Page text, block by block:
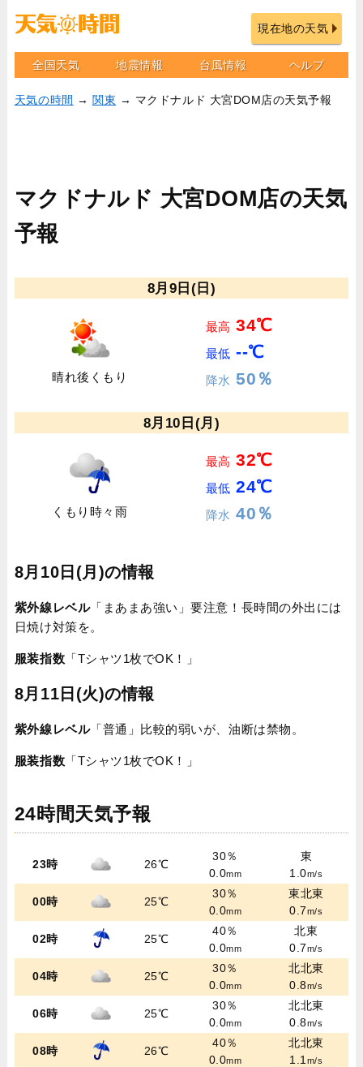
現在地の天気
全国天気 地震情報 台風情報 ヘルプ
天気の時間 → 関東 → マクドナルド 大宮DOM店の天気予報
マクドナルド 大宮DOM店の天気
予報
8月9日(日)
晴れ後くもり
最高 34℃
最低 --℃
降水 50％
8月10日(月)
くもり時々雨
最高 32℃
最低 24℃
降水 40％
8月10日(月)の情報
紫外線レベル「まあまあ強い」要注意！長時間の外出には
日焼け対策を。
服装指数 「Tシャツ1枚でOK！」
8月11日(火)の情報
紫外線レベル「普通」比較的弱いが、油断は禁物。
服装指数 「Tシャツ1枚でOK！」
24時間天気予報
23時 26℃
30％
0.0mm
東
1.0m/s
00時 25℃
30％
0.0mm
東北東
0.7m/s
02時 25℃
40％
0.0mm
北東
0.7m/s
04時 25℃
30％
0.0mm
北北東
0.8m/s
06時 25℃
30％
0.0mm
北北東
0.8m/s
08時 26℃
40％
0.0mm
北北東
1.1m/s